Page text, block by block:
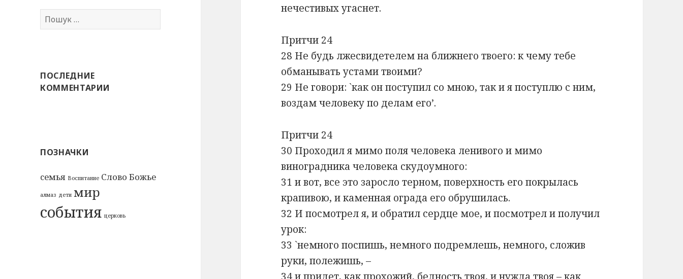
Пошук:
ПОСЛЕДНИЕ
КОММЕНТАРИИ
ПОЗНАЧКИ
cемья Воспитание Слово Божье
алмаз дети мир
события церковь
нечестивых угаснет.
Притчи 24
28 Не будь лжесвидетелем на ближнего твоего: к чему тебе
обманывать устами твоими?
29 Не говори: `как он поступил со мною, так и я поступлю с ним,
воздам человеку по делам его’.
Притчи 24
30 Проходил я мимо поля человека ленивого и мимо
виноградника человека скудоумного:
31 и вот, все это заросло терном, поверхность его покрылась
крапивою, и каменная ограда его обрушилась.
32 И посмотрел я, и обратил сердце мое, и посмотрел и получил
урок:
33 `немного поспишь, немного подремлешь, немного, сложив
руки, полежишь, –